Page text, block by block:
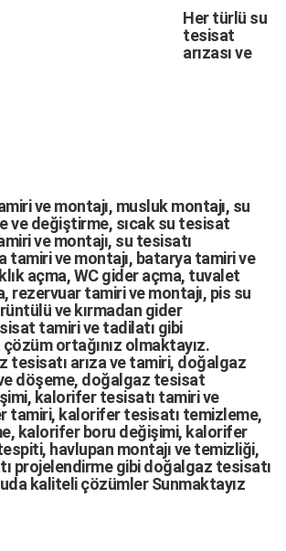
Her türlü su
tesisat
arızasıve
vemontajı, musluk montajı, su
ve değiştirme, sıcak su tesisat
vemontajı, su tesisatı
tamirivemontajı, batarya tamirive
açma,WC gider açma, tuvalet
, rezervuar tamirive montajı, pis su
ve kırmadan gider
tamirivetadilatı gibi
çözüm ortağınız olmaktayız.
tesisatı arızave tamiri, doğalgaz
döşeme, doğalgaz tesisat
kalorifer tesisatı tamiri ve
tamiri, kalorifer tesisatı temizleme,
kalorifer boru değişimi, kalorifer
havlupan montajı ve temizliği,
projelendirme gibi d oğalgaz tesisatı
kaliteli çözümler Sunmaktayız